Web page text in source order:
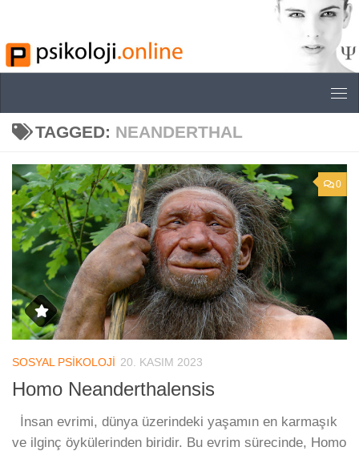
TAGGED: NEANDERTHAL
0
SOSYAL PSIKOLOJI 20. KASIM 2023
Homo Neanderthalensis
İnsan evrimi, dünya üzerindeki yaşamın en karmaşık
ve ilginç öykülerinden biridir. Bu evrim sürecinde, Homo